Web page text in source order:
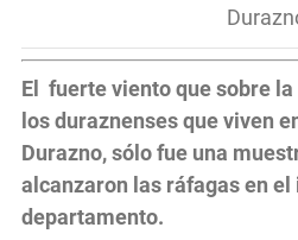
El fuerte viento que sobre
los duraznenses que viven
Durazno, sólo fue una
alcanzaron las ráfagas en
departamento.